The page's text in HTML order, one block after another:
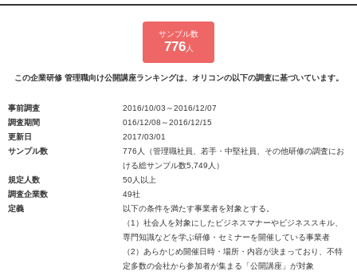
サンプル数
776人
この企業研修 管理職向け公開講座ランキングは、オリコンの以下の調査に基づいています。
事前調査
2016/10/03～2016/12/07
調査期間
016/12/08～2016/12/15
更新日
2017/03/01
サンプル数
776人（管理職社員、若手・中堅社員、その他研修の調査にお
ける総サンプル数5,749人）
規定人数
50人以上
調査企業数
49社
定義
以下の条件を満たす事業者を対象とする。
（1）社会人を対象にしたビジネスマナーやビジネススキル、
専門知識などを学ぶ研修・セミナーを開催している事業者
（2）あらかじめ開催日時・場所・内容が決まっており、不特
定多数の会社から参加者が集まる「公開講座」が対象